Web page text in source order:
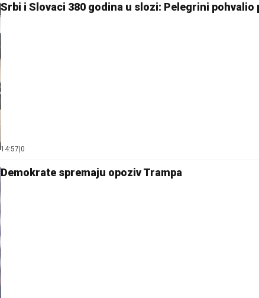
Srbi i Slovaci 380 godina u slozi: Pelegrini
14:57 0
Demokrate spremaju opoziv Trampa